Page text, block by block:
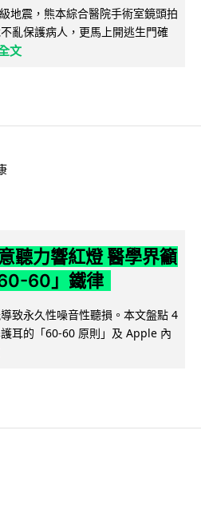
地震，熊本綜合醫院手術室鏡頭拍
亂保護病人，更馬上開逃生門確
文
聽力響紅燈 醫學界籲
60」鐵律
致永久性噪音性聽損。本文盤點 4
耳的「60-60 原則」及 Apple 內